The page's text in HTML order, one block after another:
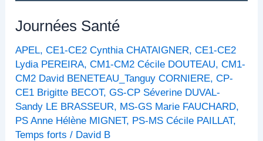
Journées Santé
APEL,CE1-CE2 Cynthia CHATAIGNER,CE1-CE2
Lydia PEREIRA,CM1-CM2 Cécile DOUTEAU,CM1-
CM2 David BENETEAU_Tanguy CORNIERE,CP-
CE1 Brigitte BECOT,GS-CP Séverine DUVAL-
Sandy LE BRASSEUR, MS-GS Marie FAUCHARD,
PS Anne Hélène MIGNET, PS-MS Cécile PAILLAT,
Temps forts / David B